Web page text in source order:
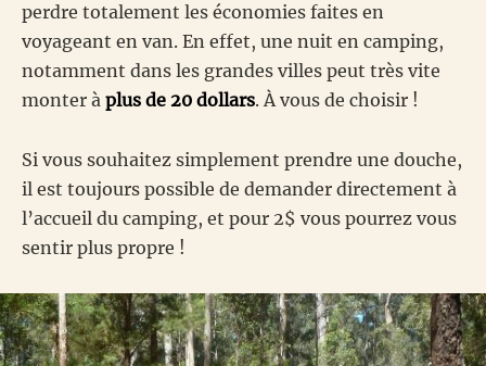
perdre totalement les économies faites en
voyageant en van. En effet, une nuit en camping,
notamment dans les grandes villes peut très vite
monter à plus de 20 dollars. À vous de choisir !
Si vous souhaitez simplement prendre une douche,
il est toujours possible de demander directement à
l’accueil du camping, et pour 2$ vous pourrez vous
sentir plus propre !